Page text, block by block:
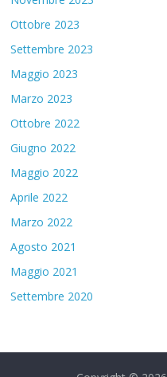
Ottobre 2023
Settembre 2023
Maggio 2023
Marzo 2023
Ottobre 2022
Giugno 2022
Maggio 2022
Aprile 2022
Marzo 2022
Agosto 2021
Maggio 2021
Settembre 2020